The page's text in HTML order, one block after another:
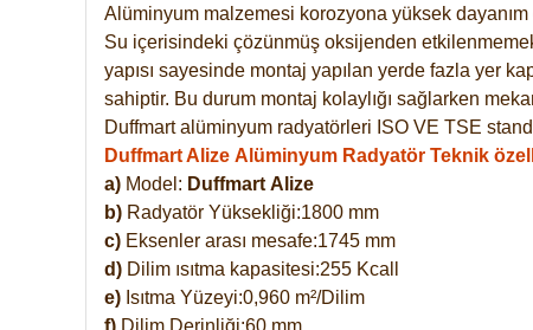
Alüminyum malzemesi korozyona yüksek dayanım
Su içerisindeki çözünmüş oksijenden
yapısı sayesinde montaj yapılan yerde fazla yer
sahiptir. Bu durum montaj kolaylığı sağlarken
Duffmart alüminyum radyatörleri ISO VE TSE
Duffmart Alize Alüminyum Radyatör Teknik
a) Model: Duffmart Alize
b) Radyatör Yüksekliği:1800 mm
c) Eksenler arası mesafe:1745 mm
d) Dilim ısıtma kapasitesi:255 Kcall
e) Isıtma Yüzeyi:0,960 m²/Dilim
f) Dilim Derinliği:60 mm